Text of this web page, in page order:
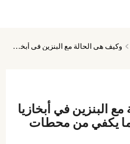
وكيف هي الحالة مع البنزين في أبخازيا الآن؟ هل هناك ما يكفي من محطات الوقود؟
البنزين في أبخازيا
ما يكفي من محطات